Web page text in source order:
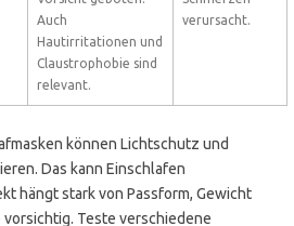
Auch
Hautirritationen und
Claustrophobie sind
relevant.
verursacht.
können Lichtschutz und
Das kann Einschlafen
hängt stark von Passform, Gewicht
vorsichtig. Teste verschiedene